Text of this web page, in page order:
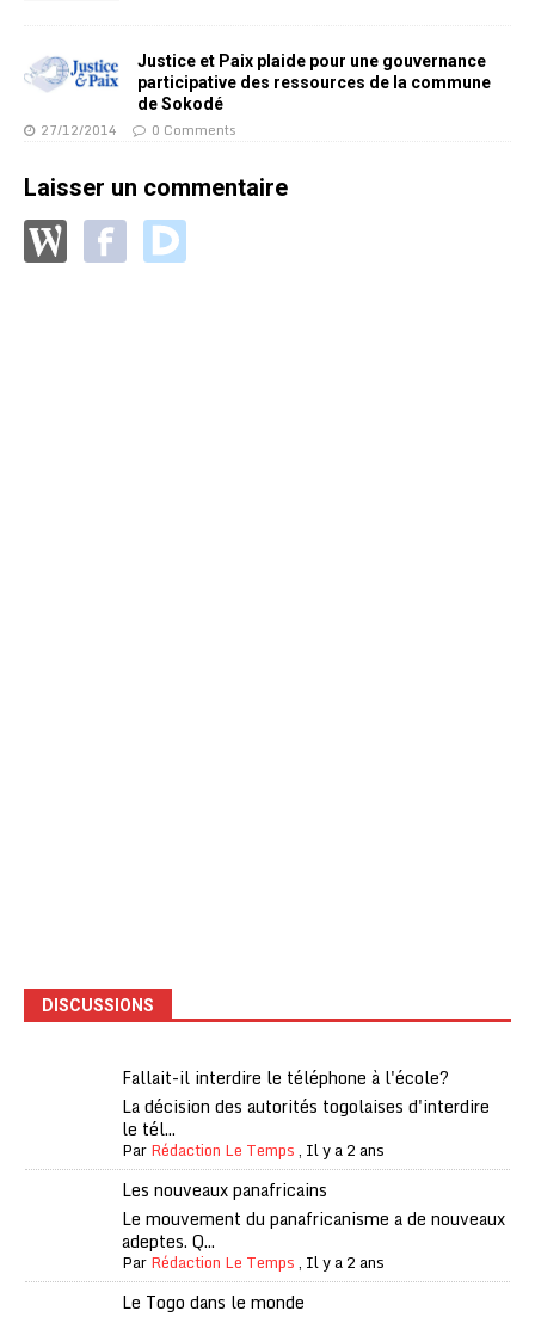
Justice et Paix plaide pour une gouvernance
participative des ressources de la commune
de Sokodé
27/12/2014 0 Comments
Laisser un commentaire
DISCUSSIONS
Fallait-il interdire le téléphone à l'école?
La décision des autorités togolaises d'interdire
le tél...
ParRédaction Le Temps, Il y a 2 ans
Les nouveaux panafricains
Le mouvement du panafricanisme a de nouveaux
adeptes. Q...
ParRédaction Le Temps, Il y a 2 ans
Le Togo dans le monde